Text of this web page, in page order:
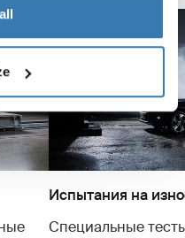
Испытания на
Специальные